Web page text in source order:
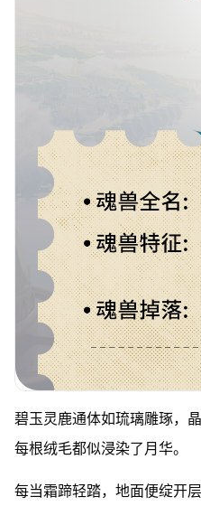
碧玉灵鹿通体如琉璃雕琢，
每根绒毛都似浸染了月华。
每当霜蹄轻踏，地面便绽开